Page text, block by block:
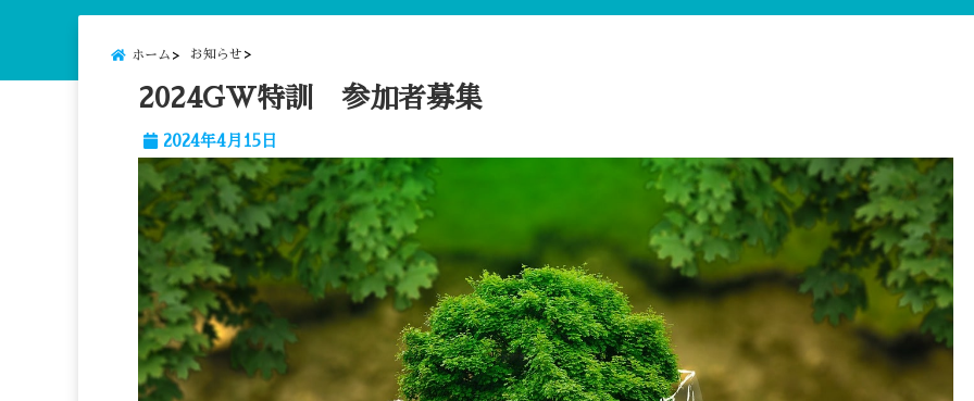
ホーム お知らせ
2024GW特訓 参加者募集
2024年4月15日